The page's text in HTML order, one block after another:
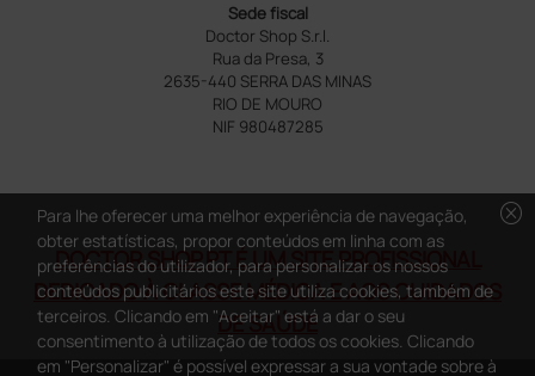
Sede fiscal
Doctor Shop S.r.l.
Rua da Presa, 3
2635-440 SERRA DAS MINAS
RIO DE MOURO
NIF 980487285
DOCTOR SHOP.PT É UM SITE PROFISSIONAL
DEDICADO À CLASSE MÉDICA E AOS CUIDADOS
DE SAÚDE
cancel
Para lhe oferecer uma melhor experiência de navegação,
obter estatísticas, propor conteúdos em linha com as
preferências do utilizador, para personalizar os nossos
conteúdos publicitários este site utiliza cookies, também de
terceiros. Clicando em "Aceitar" está a dar o seu
consentimento à utilização de todos os cookies. Clicando
em "Personalizar" é possível expressar a sua vontade sobre à